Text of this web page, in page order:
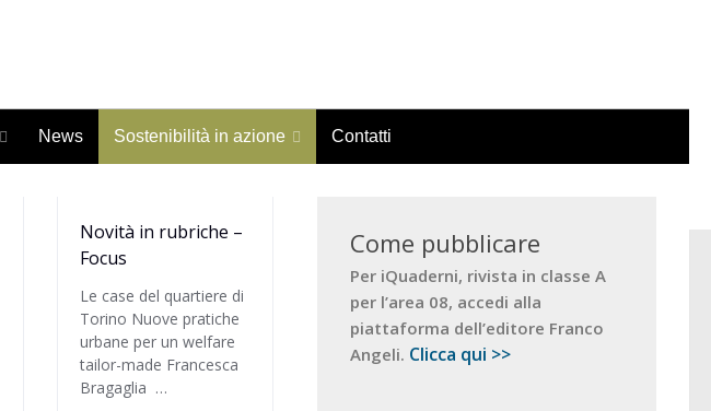
News Sostenibilità in azione Contatti
Novità in rubriche –
Focus
Le case del quartiere di
Torino Nuove pratiche
urbane per un welfare
tailor-made Francesca
Bragaglia …
Come pubblicare
Per iQuaderni, rivista in classe A
per l’area 08, accedi alla
piattaforma dell’editore Franco
Angeli. Clicca qui >>